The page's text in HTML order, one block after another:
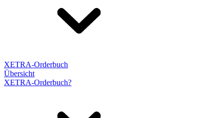
XETRA-Orderbuch
Übersicht
XETRA-Orderbuch?